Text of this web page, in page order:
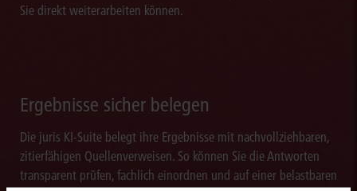
Sie direkt weiterarbeiten können.
Ergebnisse sicher belegen
Die juris KI-Suite belegt ihre Ergebnisse mit nachvollziehbaren,
zitierfähigen Quellenverweisen. So können Sie die Antworten
transparent prüfen, fachlich einordnen und auf einer belastbaren